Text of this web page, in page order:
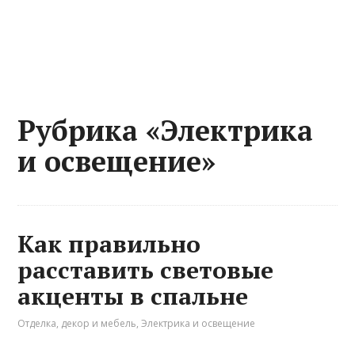
Рубрика «Электрика
и освещение»
Как правильно
расставить световые
акценты в спальне
Отделка, декор и мебель,Электрика и освещение